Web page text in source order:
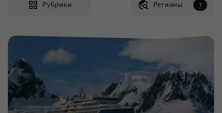
Корпоративные
Сертификаты
Подписаться
Рубрики Регионы 1